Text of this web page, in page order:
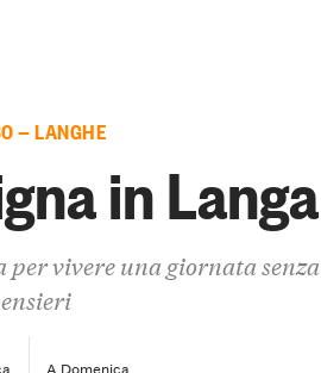
— LANGHE
in Langa
vivere una giornata senza
A Domenica